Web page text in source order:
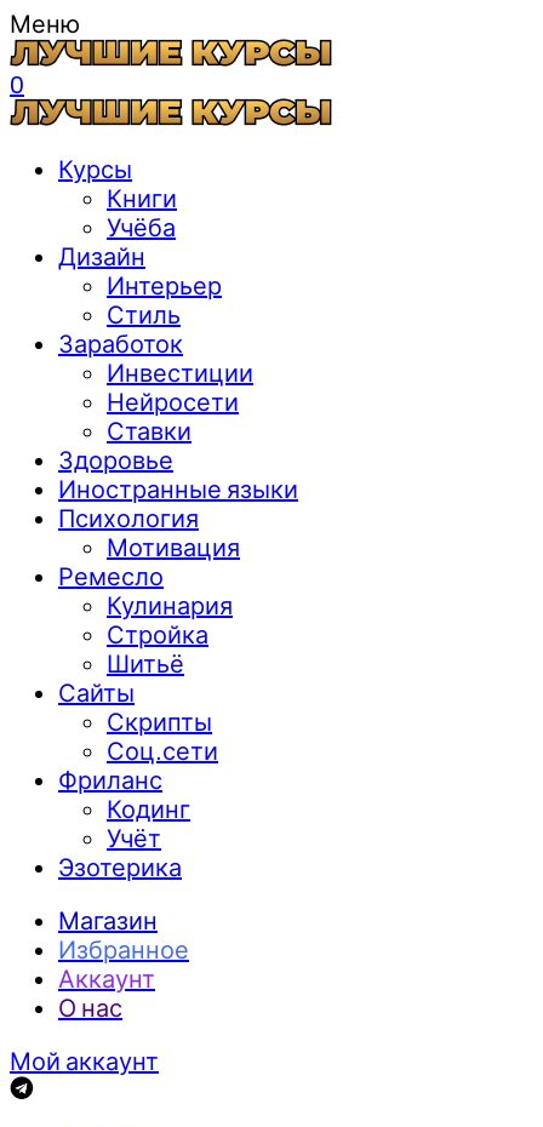
Меню
0
Курсы
Книги
Учёба
Дизайн
Интерьер
Стиль
Заработок
Инвестиции
Нейросети
Ставки
Здоровье
Иностранные языки
Психология
Мотивация
Ремесло
Кулинария
Стройка
Шитьё
Сайты
Скрипты
Соц.сети
Фриланс
Кодинг
Учёт
Эзотерика
Магазин
Избранное
Аккаунт
О нас
Мой аккаунт